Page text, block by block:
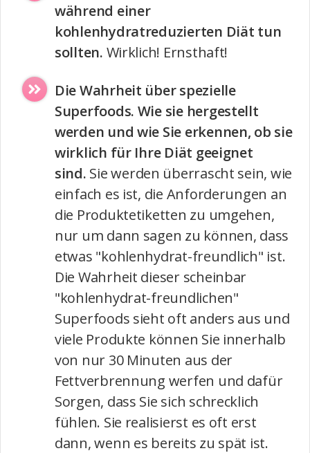
während einer
kohlenhydratreduzierten Diät tun
sollten. Wirklich! Ernsthaft!
Die Wahrheit über spezielle
Superfoods. Wie sie hergestellt
werden und wie Sie erkennen, ob sie
wirklich für Ihre Diät geeignet
sind. Sie werden überrascht sein, wie
einfach es ist, die Anforderungen an
die Produktetiketten zu umgehen,
nur um dann sagen zu können, dass
etwas "kohlenhydrat-freundlich" ist.
Die Wahrheit dieser scheinbar
"kohlenhydrat-freundlichen"
Superfoods sieht oft anders aus und
viele Produkte können Sie innerhalb
von nur 30 Minuten aus der
Fettverbrennung werfen und dafür
Sorgen, dass Sie sich schrecklich
fühlen. Sie realisierst es oft erst
dann, wenn es bereits zu spät ist.